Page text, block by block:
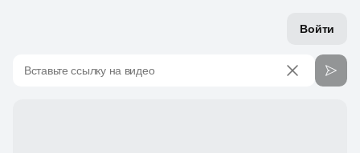
Войти
Вставьте ссылку на видео